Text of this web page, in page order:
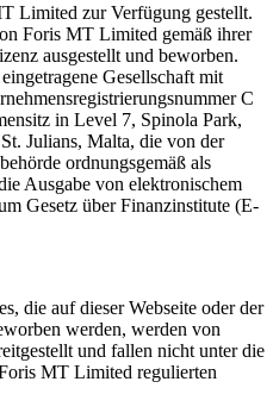
Limited zur Verfügung gestellt.
Foris MT Limited gemäß ihrer
ausgestellt und beworben.
Gesellschaft mit
C
in Level 7, Spinola Park,
Julians, Malta, die von der
ordnungsgemäß als
Ausgabe von elektronischem
Gesetz über Finanzinstitute (E-
die auf dieser Webseite oder der
werden, werden von
und fallen nicht unter die
MT Limited regulierten